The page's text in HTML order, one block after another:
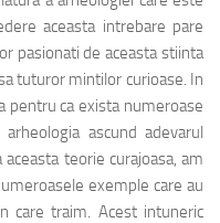
aceasta intrebare pare
pasionati de aceasta stiinta
tuturor mintilor curioase. In
pentru ca exista numeroase
ascund adevarul
teorie curajoasa, am
exemple care au
care traim. Acest intuneric